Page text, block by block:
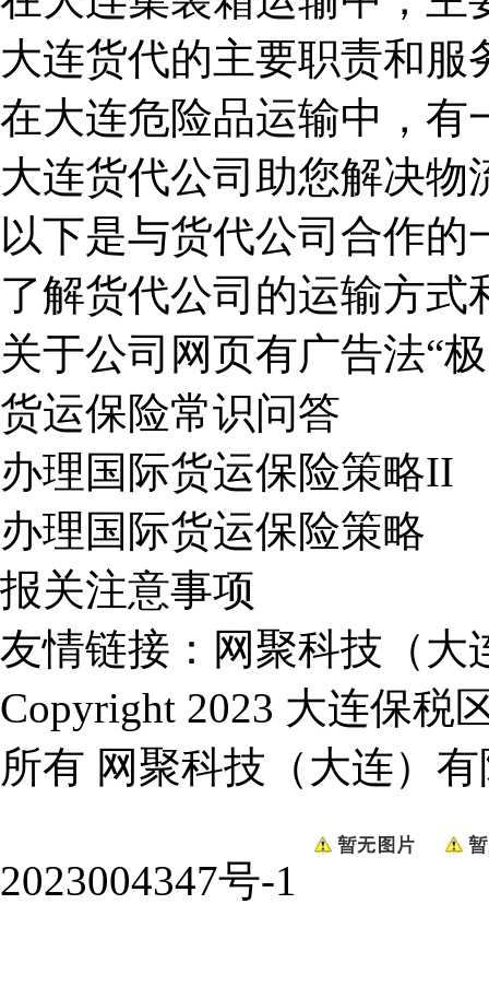
大连货代的主要职责和服
在大连危险品运输中，有
大连货代公司助您解决物
以下是与货代公司合作的
了解货代公司的运输方式
关于公司网页有广告法“
货运保险常识问答
办理国际货运保险策略II
办理国际货运保险策略
报关注意事项
友情链接： 网聚科技（大
Copyright 2023 大连保税
所有 网聚科技（大连）
2023004347号-1